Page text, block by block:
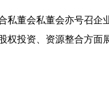
私董会私董会亦号召企
权投资、资源整合方面